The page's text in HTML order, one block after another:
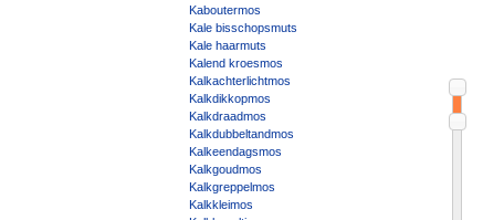
Kaboutermos
Kale bisschopsmuts
Kale haarmuts
Kalend kroesmos
Kalkachterlichtmos
Kalkdikkopmos
Kalkdraadmos
Kalkdubbeltandmos
Kalkeendagsmos
Kalkgoudmos
Kalkgreppelmos
Kalkkleimos